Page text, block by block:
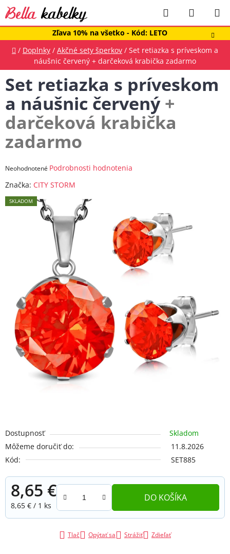
Prejsť
na
obsah
Zľava 10% na všetko - Kód: LETO
Hľadať
KOŠÍK
Domov
/ Doplnky / Akčné sety šperkov / Set retiazka s príveskom a
náušnic červený + darčeková krabička zadarmo
Dostupnosť
Skladom
Môžeme doručiť do:
11.8.2026
Kód:
SET885
8,65 €
Jednotková cena:
8,65 € / 1 ks
DO KOŠÍKA
Tlač Opýtať sa Strážiť Zdieľať
Set retiazka s príveskom
a náušnic červený+
darčeková krabička
zadarmo
Priemerné
produktu
je
Neohodnotené Podrobnosti hodnotenia
Značka: CITY STORM
SKLADOM